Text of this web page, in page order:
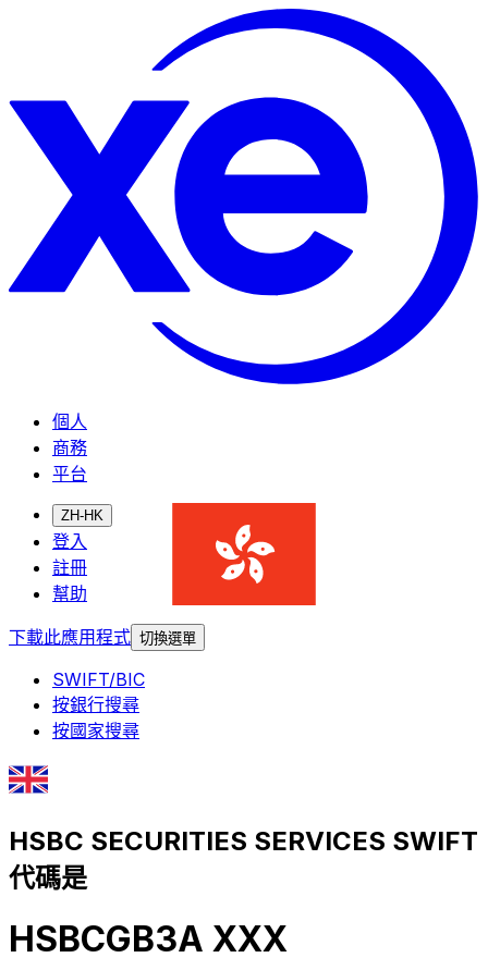
個人
商務
平台
ZH-HK
登入
註冊
幫助
下載此應用程式 切換選單
SWIFT/BIC
按銀行搜尋
按國家搜尋
HSBC SECURITIES SERVICES SWIFT
代碼是
HSBCGB3A XXX